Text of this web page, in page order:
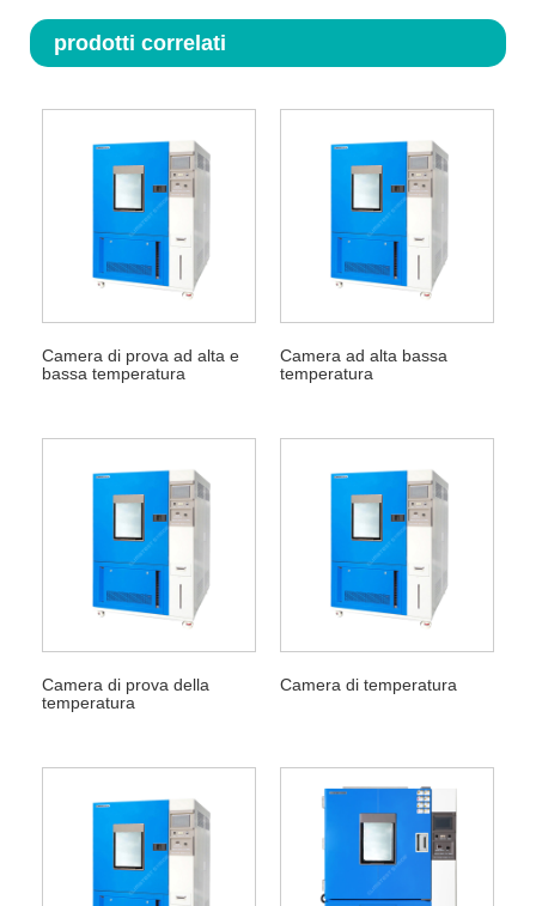
prodotti correlati
Camera di prova ad alta e
bassa temperatura
Camera ad alta bassa
temperatura
Camera di prova della
temperatura
Camera di temperatura